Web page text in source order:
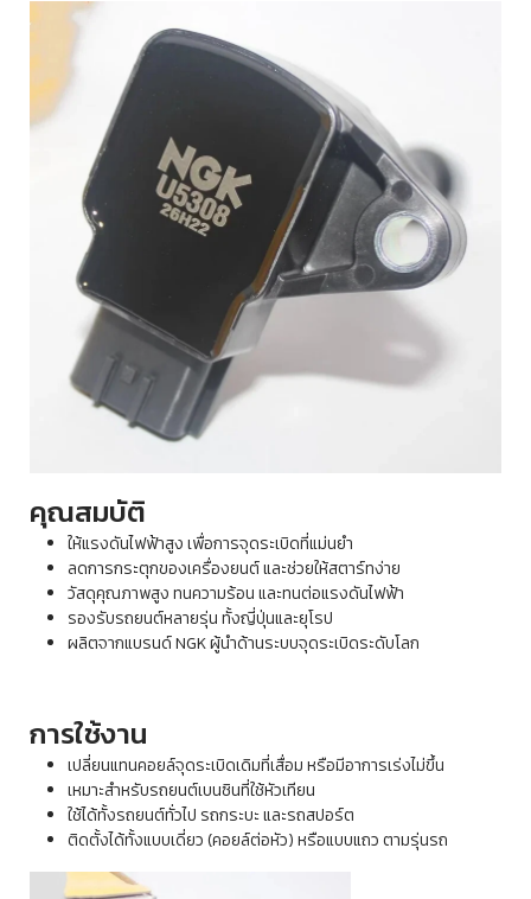
คุณสมบัติ
ให้แรงดันไฟฟ้าสูง เพื่อการจุดระเบิดที่แม่นยำ
ลดการกระตุกของเครื่องยนต์ และช่วยให้สตาร์ทง่าย
วัสดุคุณภาพสูง ทนความร้อน และทนต่อแรงดันไฟฟ้า
รองรับรถยนต์หลายรุ่น ทั้งญี่ปุ่นและยุโรป
ผลิตจากแบรนด์ NGK ผู้นำด้านระบบจุดระเบิดระดับโลก
การใช้งาน
เปลี่ยนแทนคอยล์จุดระเบิดเดิมที่เสื่อม หรือมีอาการเร่งไม่ขึ้น
เหมาะสำหรับรถยนต์เบนซินที่ใช้หัวเทียน
ใช้ได้ทั้งรถยนต์ทั่วไป รถกระบะ และรถสปอร์ต
ติดตั้งได้ทั้งแบบเดี่ยว (คอยล์ต่อหัว) หรือแบบแถว ตามรุ่นรถ